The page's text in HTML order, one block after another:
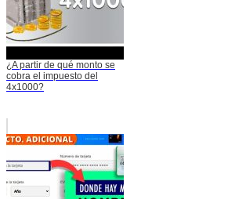
¿A partir de qué monto se
cobra el impuesto del
4x1000?